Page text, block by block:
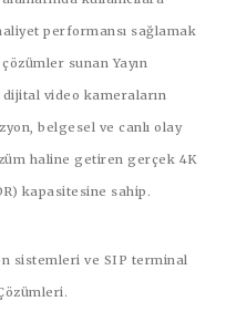
performansı sağlamak
sunan Yayın
video kameraların
belgesel ve canlı olay
haline getiren gerçek 4K
kapasitesine sahip.
sistemleri ve SIP terminal
.